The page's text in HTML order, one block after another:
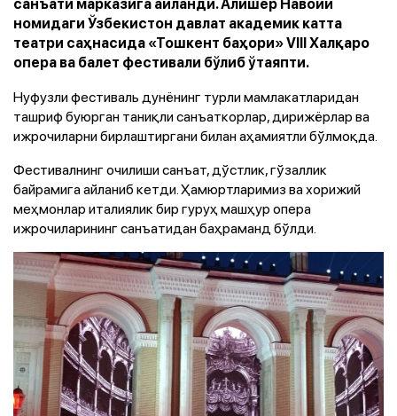
санъати марказига айланди. Алишер Навоий
номидаги Ўзбекистон давлат академик катта
театри саҳнасида «Тошкент баҳори» VIII Халқаро
опера ва балет фестивали бўлиб ўтаяпти.
Нуфузли фестиваль дунёнинг турли мамлакатларидан
ташриф буюрган таниқли санъаткорлар, дирижёрлар ва
ижрочиларни бирлаштиргани билан аҳамиятли бўлмоқда.
Фестивалнинг очилиши санъат, дўстлик, гўзаллик
байрамига айланиб кетди. Ҳамюртларимиз ва хорижий
меҳмонлар италиялик бир гуруҳ машҳур опера
ижрочиларининг санъатидан баҳраманд бўлди.